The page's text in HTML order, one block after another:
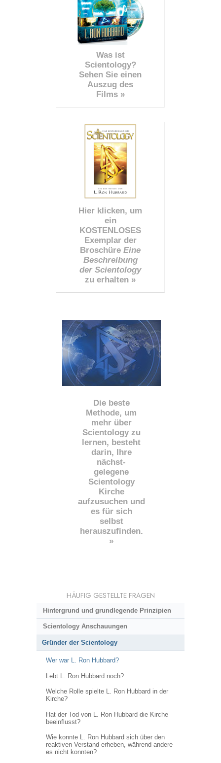
Was ist
Scientology?
Sehen Sie einen
Auszug des
Films »
Hier klicken, um
ein
KOSTENLOSES
Exemplar der
Broschüre Eine
Beschreibung
der Scientology
zu erhalten »
Die beste
Methode, um
mehr über
Scientology zu
lernen, besteht
darin, Ihre
nächst-
gelegene
Scientology
Kirche
aufzusuchen und
es für sich
selbst
herauszufinden.
»
HÄUFIG GESTELLTE FRAGEN
Hintergrund und grundlegende Prinzipien
Scientology Anschauungen
Gründer der Scientology
Wer war L. Ron Hubbard?
Lebt L. Ron Hubbard noch?
Welche Rolle spielte L. Ron Hubbard in der
Kirche?
Hat der Tod von L. Ron Hubbard die Kirche
beeinflusst?
Wie konnte L. Ron Hubbard sich über den
reaktiven Verstand erheben, während andere
es nicht konnten?